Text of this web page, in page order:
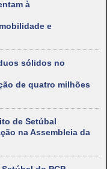
à
e
sólidos no
de quatro milhões
de Setúbal
na Assembleia da